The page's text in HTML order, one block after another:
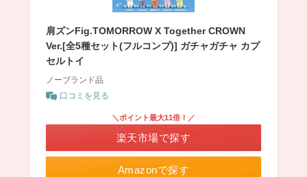
肩ズンFig.TOMORROW X Together CROWN
Ver.[全5種セット(フルコンプ)] ガチャガチャ カプ
セルトイ
ノーブランド品
口コミを見る
Amazonで探す
＼ポイント最大11倍！／
楽天市場で探す